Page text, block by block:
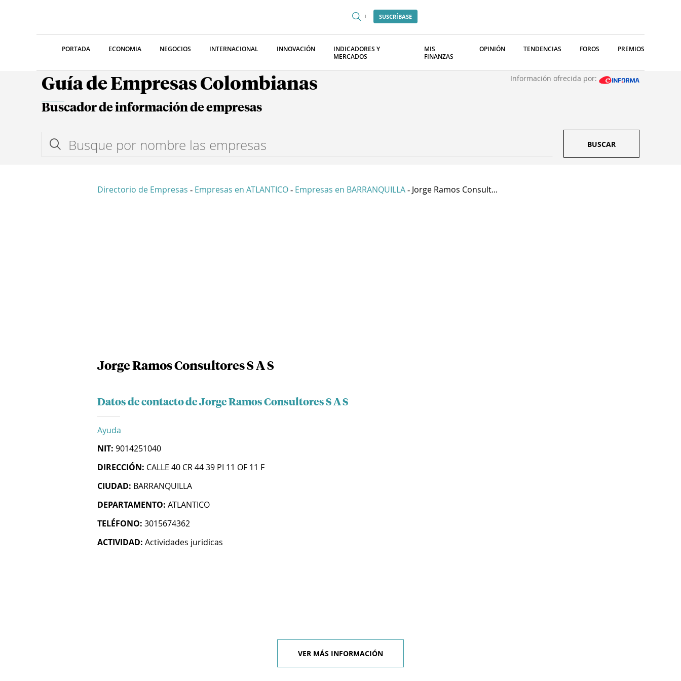
SUSCRÍBASE
PORTADA ECONOMIA NEGOCIOS INTERNACIONAL INNOVACIÓN
INDICADORES Y
MERCADOS
MIS
FINANZAS
OPINIÓN TENDENCIAS FOROS PREMIOS
Guía de Empresas Colombianas Información ofrecida por:
Buscador de información de empresas
BUSCAR
Directorio de Empresas - Empresas en ATLANTICO - Empresas en BARRANQUILLA - Jorge Ramos Consult...
Jorge Ramos Consultores S A S
Datos de contacto de Jorge Ramos Consultores S A S
Ayuda
NIT: 9014251040
DIRECCIÓN: CALLE 40 CR 44 39 PI 11 OF 11 F
CIUDAD: BARRANQUILLA
DEPARTAMENTO: ATLANTICO
TELÉFONO: 3015674362
ACTIVIDAD: Actividades juridicas
VER MÁS INFORMACIÓN